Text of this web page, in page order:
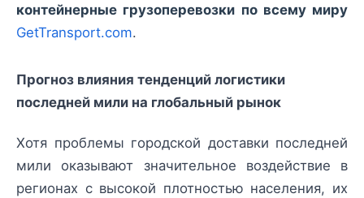
контейнерные грузоперевозки по всему миру
GetTransport.com.
Прогноз влияния тенденций логистики
последней мили на глобальный рынок
Хотя проблемы городской доставки последней
мили оказывают значительное воздействие в
регионах с высокой плотностью населения, их